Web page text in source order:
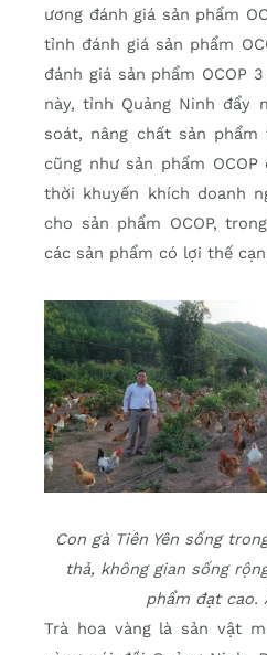
ương đánh giá sản phẩm
tỉnh đánh giá sản phẩm
đánh giá sản phẩm OCOP
này, tỉnh Quảng Ninh đẩy
soát, nâng chất sản phẩm
cũng như sản phẩm
thời khuyến khích doanh
cho sản phẩm OCOP,
các sản phẩm có lợi thế
Con gà Tiên Yên sống
thả, không gian sống
phẩm đạt cao.
Trà hoa vàng là sản vật